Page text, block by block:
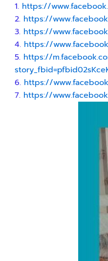
1. https://
2. https://
3. https://
4. https://
5. https://
6. https://
7. https://